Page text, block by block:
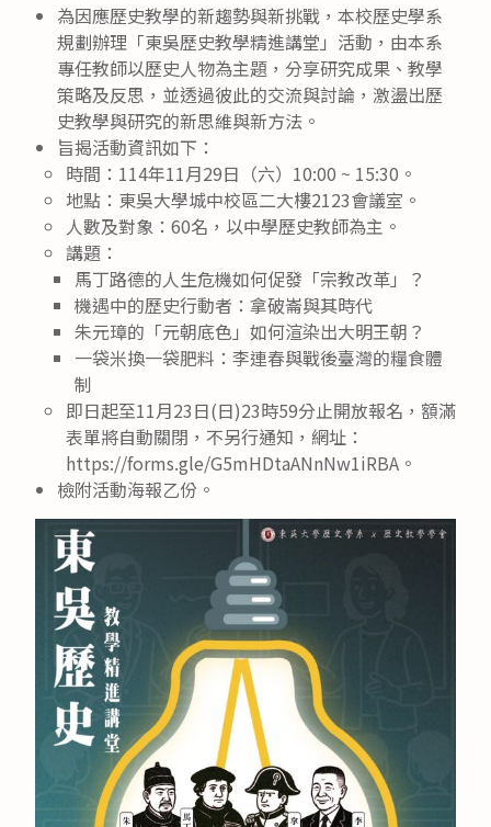
為因應歷史教學的新趨勢與新挑戰，本校歷史學系
規劃辦理「東吳歷史教學精進講堂」活動，由本系
專任教師以歷史人物為主題，分享研究成果、教學
策略及反思，並透過彼此的交流與討論，激盪出歷
史教學與研究的新思維與新方法。
旨揭活動資訊如下：
時間：114年11月29日（六）10:00 ~ 15:30。
地點：東吳大學城中校區二大樓2123會議室。
人數及對象：60名，以中學歷史教師為主。
講題：
馬丁路德的人生危機如何促發「宗教改革」？
機遇中的歷史行動者：拿破崙與其時代
朱元璋的「元朝底色」如何渲染出大明王朝？
一袋米換一袋肥料：李連春與戰後臺灣的糧食體
制
即日起至11月23日(日)23時59分止開放報名，額滿
表單將自動關閉，不另行通知，網址：
https://forms.gle/G5mHDtaANnNw1iRBA。
檢附活動海報乙份。